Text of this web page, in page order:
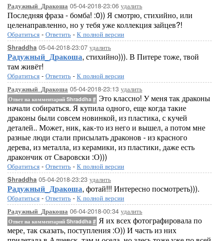
Радужный_Дракоша 05-04-2018-23:06 удалить
Последняя фраза - бомба! :0)) Я смотрю, стихийно, или
целенаправленно, но у тебя уже коллекция зайцев?!
Обратиться - Ответить - К полной версии
Shraddha 05-04-2018-23:07 удалить
Радужный_Дракоша, стихийно))). В Питере тоже, твой
там живёт!
Обратиться - Ответить - К полной версии
Радужный_Дракоша 05-04-2018-23:13 удалить
Ответ на комментарий Shraddha # Это классно! У меня так драконы
начали собираться. Я купила одного, еще когда такие
драконы были совсем новинкой, из пластика, с кучей
деталей.. Может, ник, как-то из него и вышел, а потом мне
разные люди стали присылать драконов - из красного
дерева, из металла, из керамики, из пластики, даже есть
дракончик от Сваровски :О)))
Обратиться - Ответить - К полной версии
Shraddha 05-04-2018-23:23 удалить
Радужный_Дракоша, фотай!!! Интересно посмотреть))).
Обратиться - Ответить - К полной версии
Радужный_Дракоша 06-04-2018-00:34 удалить
Ответ на комментарий Shraddha # Я их всех фотографировала по
мере, так сказать, поступления :О)) И часть из них